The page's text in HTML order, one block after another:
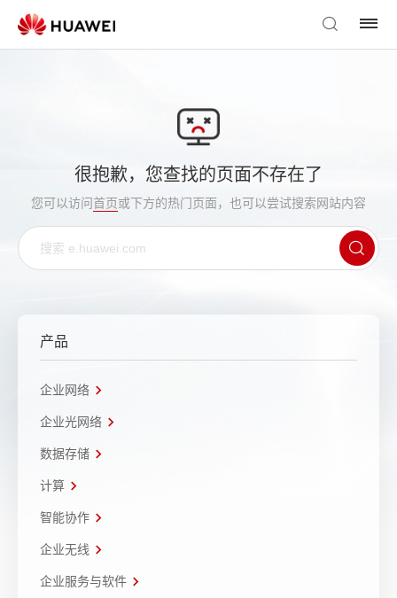
很抱歉，您查找的页面不存在了
您可以访问首页或下方的热门页面，也可以尝试搜索网站内容
产品
企业网络
企业光网络
数据存储
计算
智能协作
企业无线
企业服务与软件